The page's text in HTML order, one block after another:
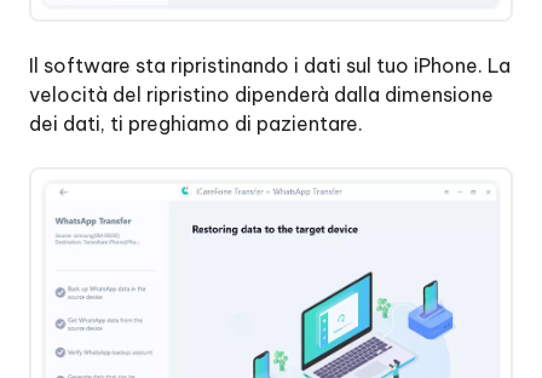
Il software sta ripristinando i dati sul tuo iPhone. La
velocità del ripristino dipenderà dalla dimensione
dei dati, ti preghiamo di pazientare.